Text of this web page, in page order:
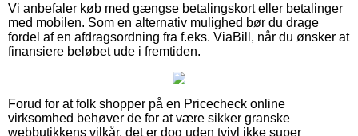
Vi anbefaler køb med gængse betalingskort eller betalinger
med mobilen. Som en alternativ mulighed bør du drage
fordel af en afdragsordning fra f.eks. ViaBill, når du ønsker at
finansiere beløbet ude i fremtiden.
Forud for at folk shopper på en Pricecheck online
virksomhed behøver de for at være sikker granske
webbutikkens vilkår, det er dog uden tvivl ikke super